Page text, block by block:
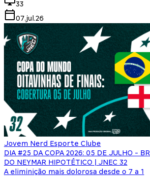
33
07.jul.26
Jovem Nerd Esporte Clube
DIA #25 DA COPA 2026: 05 DE JULHO -
DO NEYMAR HIPOTÉTICO | JNEC 32
A eliminição mais dolorosa desde o 7 a 1